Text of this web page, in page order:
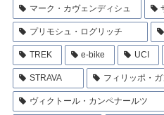
マーク・カヴェンディシュ
プリモシュ・ログリッチ
TREK e-bike UCI
STRAVA フィリッポ・ガ
ヴィクトール・カンペナールツ